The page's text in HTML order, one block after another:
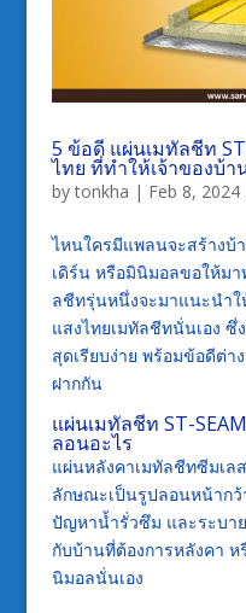
5 ข้อดี แผ่นเมทัลชีท
ไทย ที่ทำให้เจ้าของบ้
bytonkha | Feb 8, 2024
ไหนใครมีแพลนจะสร้างบ้
เดิร์น หรือมินิมอลขอให้มา
ลชีทรุ่นหนึ่งจะมาแนะนำ
แสงไทยเมทัลชีทนั่นเอง ซึ่ง
สุดเรียบง่าย พร้อมข้อดีต่าง
ฝากกัน
แผ่นเมทัลชีท ST-
ลอนอะไร
แผ่นหลังคาเมทัลชีทซีมเลส
ลักษณะเป็นรูปลอนหน้ากว้
ปัญหาน้ำรั่วซึม และระบา
กับบ้านที่ต้องการหลังคา ห
นิมอลนั่นเอง